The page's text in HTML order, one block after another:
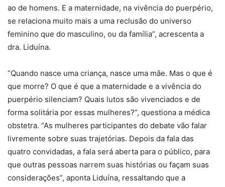
ao de homens. E a maternidade, na vivência do puerpério,
se relaciona muito mais a uma reclusão do universo
feminino que do masculino, ou da família”, acrescenta a
dra. Liduína.
“Quando nasce uma criança, nasce uma mãe. Mas o que é
que morre? O que é que a maternidade e a vivência do
puerpério silenciam? Quais lutos são vivenciados e de
forma solitária por essas mulheres?”, questiona a médica
obstetra. “As mulheres participantes do debate vão falar
livremente sobre suas trajetórias. Depois da fala das
quatro convidadas, a fala será aberta para o público, para
que outras pessoas narrem suas histórias ou façam suas
considerações”, aponta Liduína, ressaltando que a